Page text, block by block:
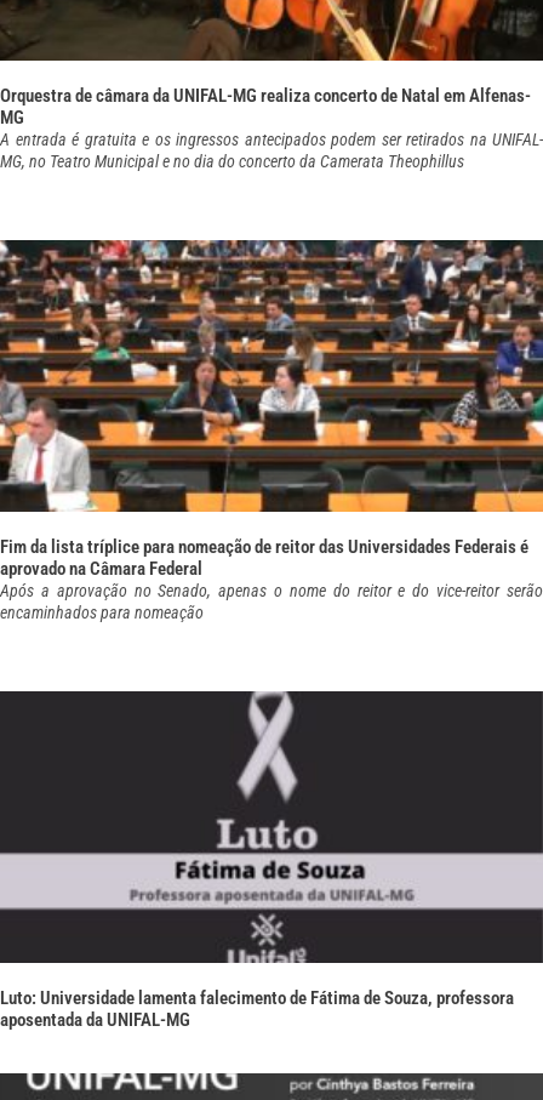
Orquestra de câmara da UNIFAL-MG realiza concerto de Natal em Alfenas-
MG
A entrada é gratuita e os ingressos antecipados podem ser retirados na UNIFAL-
MG, no Teatro Municipal e no dia do concerto da Camerata Theophillus
Fim da lista tríplice para nomeação de reitor das Universidades Federais é
aprovado na Câmara Federal
Após a aprovação no Senado, apenas o nome do reitor e do vice-reitor serão
encaminhados para nomeação
Luto: Universidade lamenta falecimento de Fátima de Souza, professora
aposentada da UNIFAL-MG